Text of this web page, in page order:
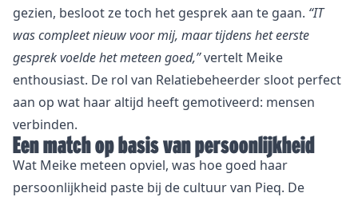
gezien, besloot ze toch het gesprek aan te gaan. “IT
was compleet nieuw voor mij, maar tijdens het eerste
gesprek voelde het meteen goed,”vertelt Meike
enthousiast. De rol van Relatiebeheerder sloot perfect
aan op wat haar altijd heeft gemotiveerd: mensen
verbinden.
Een match op basis van persoonlijkheid
Wat Meike meteen opviel, was hoe goed haar
persoonlijkheid paste bij de cultuur van Pieq. De